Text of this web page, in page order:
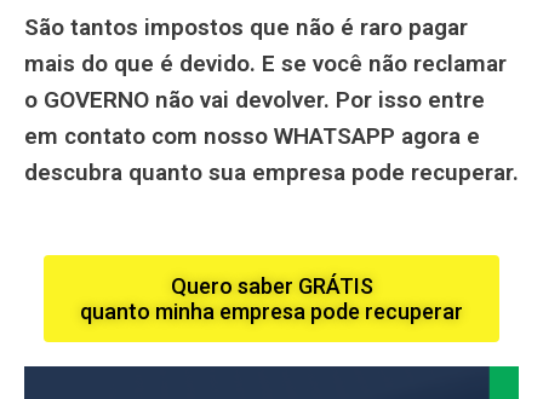
São tantos impostos que não é raro pagar
mais do que é devido. E se você não reclamar
o GOVERNO não vai devolver. Por isso entre
em contato com nosso WHATSAPP agora e
descubra quanto sua empresa pode recuperar.
Quero saber GRÁTIS
quanto minha empresa pode recuperar